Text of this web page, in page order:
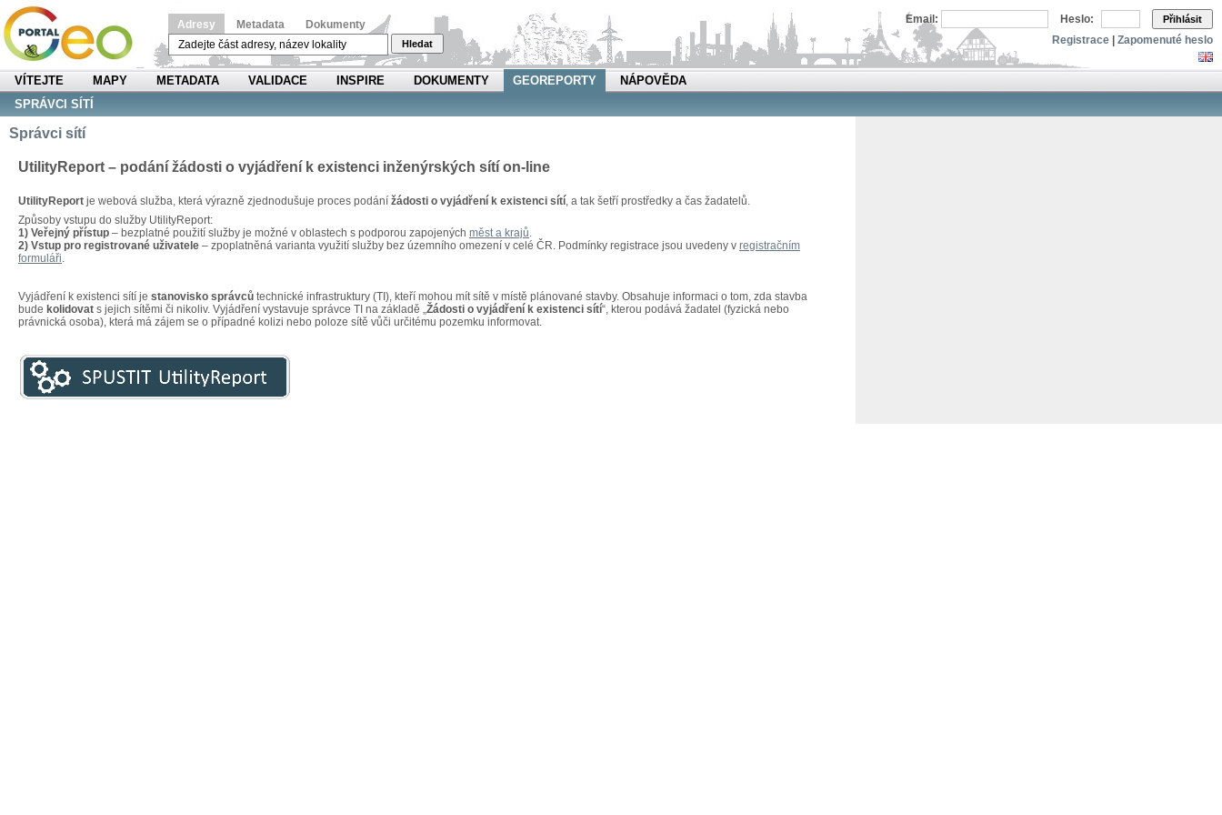
Adresy Metadata Dokumenty
Hledat
Email: Heslo: Přihlásit
Registrace Zapomenuté heslo
VÍTEJTE MAPY METADATA VALIDACE INSPIRE DOKUMENTY GEOREPORTY
NÁPOVĚDA
SPRÁVCI SÍTÍ
Správci sítí
UtilityReport – podání žádosti o vyjádření k existenci inženýrských sítí on-line
UtilityReport je webová služba, která výrazně zjednodušuje proces podání žádosti o vyjádření k existenci sítí, a tak šetří prostředky a čas žadatelů.
Způsoby vstupu do služby UtilityReport:
1) Veřejný přístup – bezplatné použití služby je možné v oblastech s podporou zapojených měst a krajů.
2) Vstup pro registrované uživatele – zpoplatněná varianta využití služby bez územního omezení v celé ČR. Podmínky registrace jsou uvedeny v registračním
formuláři.
Vyjádření k existenci sítí je stanovisko správců technické infrastruktury (TI), kteří mohou mít sítě v místě plánované stavby. Obsahuje informaci o tom, zda stavba
bude kolidovat s jejich sítěmi či nikoliv. Vyjádření vystavuje správce TI na základě „Žádosti o vyjádření k existenci sítí“, kterou podává žadatel (fyzická nebo
právnická osoba), která má zájem se o případné kolizi nebo poloze sítě vůči určitému pozemku informovat.